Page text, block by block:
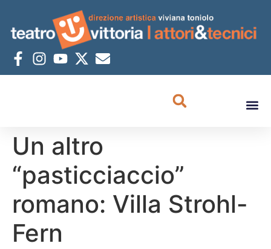
Un altro
“pasticciaccio”
romano: Villa Strohl-
Fern